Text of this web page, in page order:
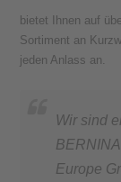
bietet Ihnen auf
Sortiment an
jeden Anlass an.
Wir sind
Europe